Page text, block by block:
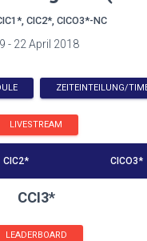
CIC2*, CICO3*-NC
- 22 April 2018
ZEITEINTEILUNG/
LIVESTREAM
CIC2* CICO3*
CCI3*
LEADERBOARD